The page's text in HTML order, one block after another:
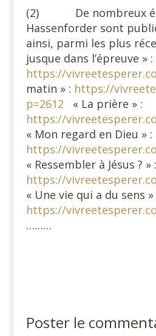
(2) De nombreux
Hassenforder sont
ainsi, parmi les plus
jusque dans l’épreuve » :
https://
matin » : https://
p=2612 « La prière » :
https://
« Mon regard en Dieu » :
https://
« Ressembler à Jésus ? » :
https://
« Une vie qui a du sens »
https://
………
Poster le